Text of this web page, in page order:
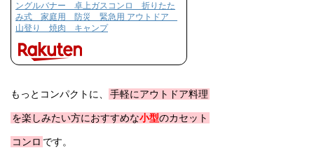
ングルバナー 卓上ガスコンロ 折りたた
み式 家庭用 防災 緊急用 アウトドア
山登り 焼肉 キャンプ
もっとコンパクトに、 手軽にアウトドア料理
を楽しみたい方におすすめな小型のカセット
コンロ です。